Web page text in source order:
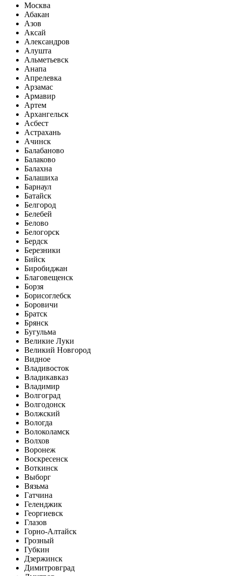
Москва
Абакан
Азов
Аксай
Александров
Алушта
Альметьевск
Анапа
Апрелевка
Арзамас
Армавир
Артем
Архангельск
Асбест
Астрахань
Ачинск
Балабаново
Балаково
Балахна
Балашиха
Барнаул
Батайск
Белгород
Белебей
Белово
Белогорск
Бердск
Березники
Бийск
Биробиджан
Благовещенск
Борзя
Борисоглебск
Боровичи
Братск
Брянск
Бугульма
Великие Луки
Великий Новгород
Видное
Владивосток
Владикавказ
Владимир
Волгоград
Волгодонск
Волжский
Вологда
Волоколамск
Волхов
Воронеж
Воскресенск
Воткинск
Выборг
Вязьма
Гатчина
Геленджик
Георгиевск
Глазов
Горно-Алтайск
Грозный
Губкин
Дзержинск
Димитровград